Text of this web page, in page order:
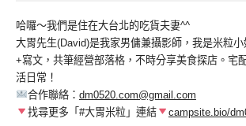
哈囉～我們是住在大台北的吃貨夫妻^^
大胃先生(David)是我家男傭兼攝影師，我是米粒
+寫文，共筆經營部落格，不時分享美食探店。宅
活日常！
合作聯絡： dm0520.com@gmail.com
找尋更多「#大胃米粒」連結
campsite.bio/